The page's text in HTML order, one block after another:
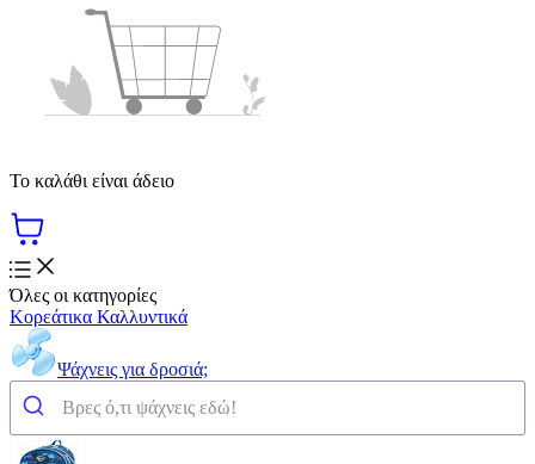
Το καλάθι είναι άδειο
Όλες οι κατηγορίες
Κορεάτικα Καλλυντικά
Ψάχνεις για δροσιά;